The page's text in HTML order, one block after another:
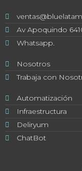
Av Apoquindo
Whatsapp.
Nosotros
Trabaja con
Automatización
Infraestructura
Deliryum
ChatBot